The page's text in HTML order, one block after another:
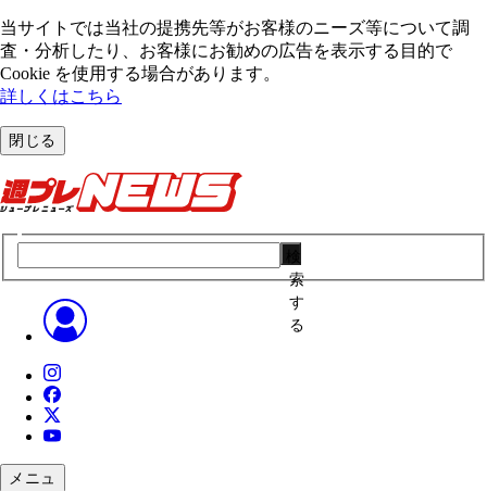
当サイトでは当社の提携先等がお客様のニーズ等について調
査・分析したり、お客様にお勧めの広告を表⽰する⽬的で
Cookie を使⽤する場合があります。
詳しくはこちら
閉じる
索
す
る
メニュ